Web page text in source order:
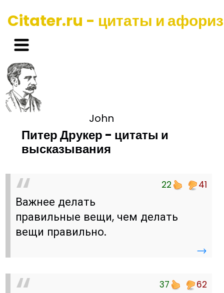
Citater.ru - цитаты и
John
Питер Друкер - цитаты и
высказывания
22 41
Важнее делать
правильные вещи, чем делать
вещи правильно.
→
37 62